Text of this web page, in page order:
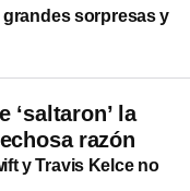
grandes sorpresas y
‘saltaron’ la
razón
y Travis Kelce no